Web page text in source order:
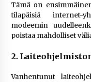
Tämä on
tilapäisiä internet-
modeemin
poistaa mahdolliset
2.
Vanhentunut